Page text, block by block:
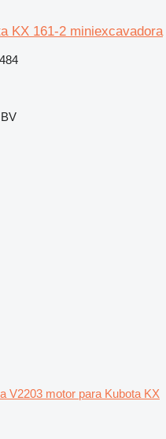
KX 161-2 miniexcavadora
V2203 motor para Kubota KX